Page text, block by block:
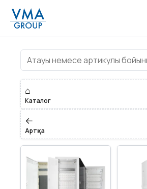
Щиты IT,
⌂
Каталог
←
Артқа